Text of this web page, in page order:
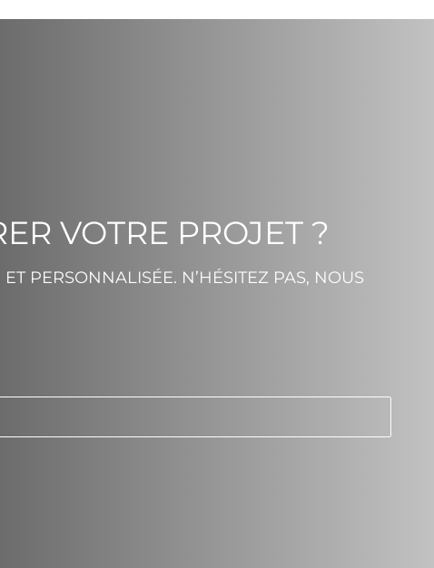
VOTRE PROJET ?
PERSONNALISÉE. N’HÉSITEZ PAS, NOUS